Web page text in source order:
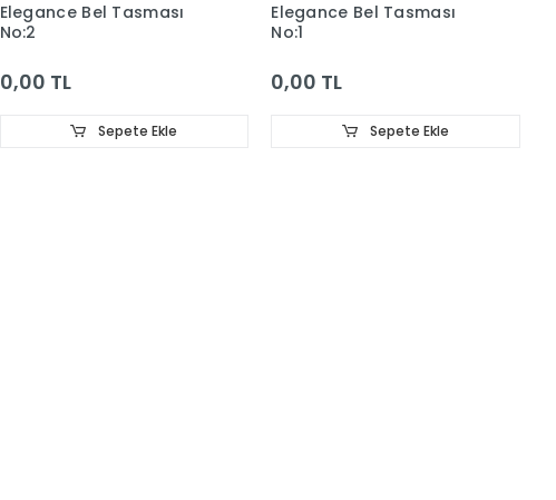
Elegance Bel Tasması
No:2
0,00 TL
Sepete Ekle
Elegance Bel Tasması
No:1
0,00 TL
Sepete Ekle